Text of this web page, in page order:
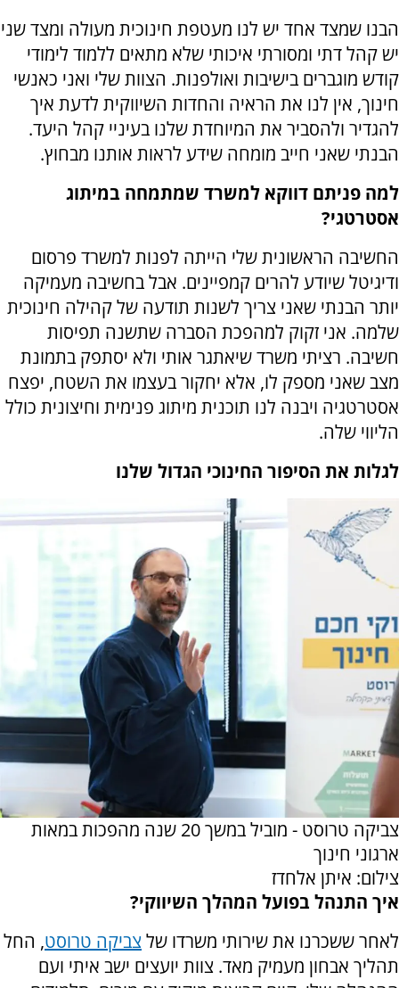
הבנו שמצד אחד יש לנו מעטפת חינוכית מעולה ומצד שני
יש קהל דתי ומסורתי איכותי שלא מתאים ללמוד לימודי
קודש מוגברים בישיבות ואולפנות. הצוות שלי ואני כאנשי
חינוך, אין לנו את הראיה והחדות השיווקית לדעת איך
להגדיר ולהסביר את המיוחדת שלנו בעיניי קהל היעד.
הבנתי שאני חייב מומחה שידע לראות אותנו מבחוץ.
למה פניתם דווקא למשרד שמתמחה במיתוג
אסטרטגי?
החשיבה הראשונית שלי הייתה לפנות למשרד פרסום
ודיגיטל שיודע להרים קמפיינים. אבל בחשיבה מעמיקה
יותר הבנתי שאני צריך לשנות תודעה של קהילה חינוכית
שלמה. אני זקוק למהפכת הסברה שתשנה תפיסות
חשיבה. רציתי משרד שיאתגר אותי ולא יסתפק בתמונת
מצב שאני מספק לו, אלא יחקור בעצמו את השטח, יפצח
אסטרטגיה ויבנה לנו תוכנית מיתוג פנימית וחיצונית כולל
הליווי שלה.
לגלות את הסיפור החינוכי הגדול שלנו
צביקה טרוסט - מוביל במשך 20 שנה מהפכות במאות
ארגוני חינוך
צילום: איתן אלחדז
איך התנהל בפועל המהלך השיווקי?
לאחר ששכרנו את שירותי משרדו שלצביקה טרוסט, החל
תהליך אבחון מעמיק מאד. צוות יועצים ישב איתי ועם